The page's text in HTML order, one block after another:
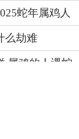
蛇年属鸡人
么劫难
属鸡的人遇蛇